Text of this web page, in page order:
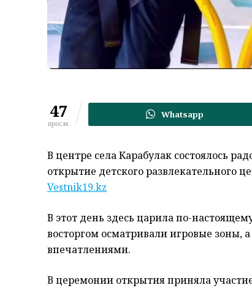
47
просм.
Whatsapp
В центре села Карабулак состоялось
открытие детского развлекательного
Vestnik19.kz
В этот день здесь царила по-
восторгом осматривали игровые
впечатлениями.
В церемонии открытия приняла